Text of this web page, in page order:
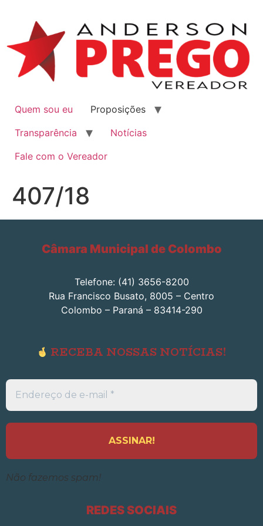
Quem sou eu
Proposições
Transparência
Notícias
Fale com o Vereador
407/18
Câmara Municipal de Colombo
Telefone: (41) 3656-8200
Rua Francisco Busato, 8005 – Centro
Colombo – Paraná – 83414-290
RECEBA NOSSAS NOTÍCIAS!
Endereço
de
e-
*
Não fazemos spam!
REDES SOCIAIS